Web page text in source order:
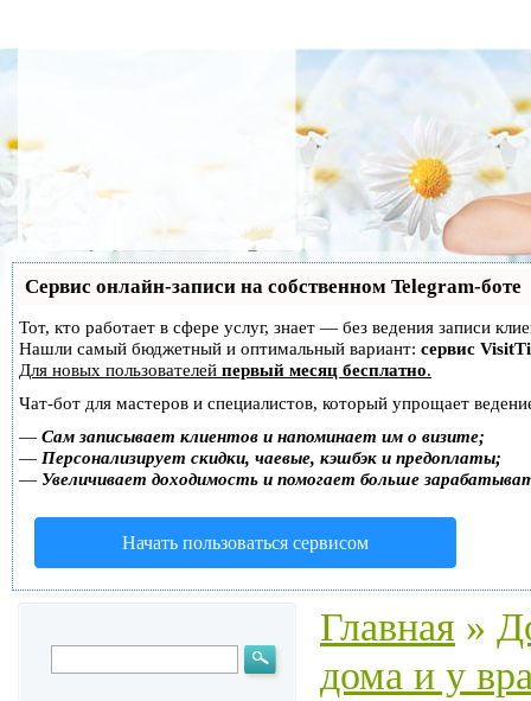
Сервис онлайн-записи на собственном Telegram-боте
Тот, кто работает в сфере услуг, знает — без ведения записи
Нашли самый бюджетный и оптимальный вариант: сервис
Для новых пользователей первый месяц бесплатно.
Чат-бот для мастеров и специалистов, который упрощает
— Сам записывает клиентов и напоминает им о визите;
— Персонализирует скидки, чаевые, кэшбэк и предоплаты;
— Увеличивает доходимость и помогает больше
Начать пользоваться сервисом
Главная »
дома и у